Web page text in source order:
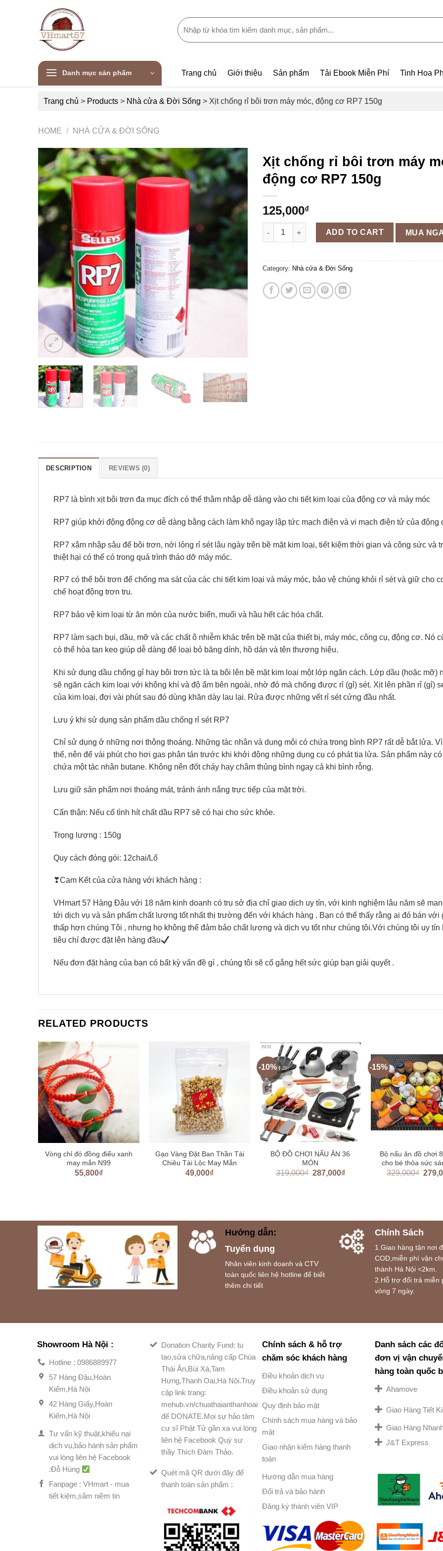
Search
for:
Danh mục sản phẩm Trang chủ Giới thiệu Sản phẩm Tải Ebook Miễn Phí Tinh Hoa
Trang chủ > Products > Nhà cửa & Đời Sống > Xịt chống rỉ bôi trơn máy móc, động cơ RP7 150g
HOME / NHÀ CỬA & ĐỜI SỐNG
Xịt chống rỉ bôi trơn máy
động cơ RP7 150g
125,000₫
Xịt chống rỉ bôi trơn máy móc, động cơ RP7 150g
ADD TO CART MUA
Category: Nhà cửa & Đời Sống
DESCRIPTION REVIEWS (0)
RP7 là bình xịt bôi trơn đa mục đích có thể thâm nhập dễ dàng vào chi tiết kim loại của động cơ và máy móc
RP7 giúp khởi động động cơ dễ dàng bằng cách làm khô ngay lập tức mạch điện và vi mạch điện tử của động
RP7 xâm nhập sâu để bôi trơn, nới lỏng rỉ sét lâu ngày trên bề mặt kim loại, tiết kiệm thời gian và công sức và
thiệt hại có thể có trong quá trình tháo dỡ máy móc.
RP7 có thể bôi trơn để chống ma sát của các chi tiết kim loại và máy móc, bảo vệ chúng khỏi rỉ sét và giữ cho
chế hoạt động trơn tru.
RP7 bảo vệ kim loại từ ăn mòn của nước biển, muối và hầu hết các hóa chất.
RP7 làm sạch bụi, dầu, mỡ và các chất ô nhiễm khác trên bề mặt của thiết bị, máy móc, công cụ, động cơ. Nó
có thể hòa tan keo giúp dễ dàng để loại bỏ băng dính, hồ dán và tên thương hiệu.
Khi sử dụng dầu chống gỉ hay bôi trơn tức là ta bôi lên bề mặt kim loại một lớp ngăn cách. Lớp dầu (hoặc mỡ)
sẽ ngăn cách kim loại với không khí và độ ẩm bên ngoài, nhờ đó mà chống được rỉ (gỉ) sét. Xịt lên phần rỉ (gỉ)
của kim loại, đợi vài phút sau đó dùng khăn dày lau lại. Rửa được những vết rỉ sét cứng đầu nhất.
Lưu ý khi sử dụng sản phẩm dầu chống rỉ sét RP7
Chỉ sử dụng ở những nơi thông thoáng. Những tác nhân và dung môi có chứa trong bình RP7 rất dễ bắt lửa. Vì
thế, nên để vài phút cho hơi gas phân tán trước khi khởi động những dụng cụ có phát tia lửa. Sản phẩm này có
chứa một tác nhân butane. Không nên đốt cháy hay châm thủng bình ngay cả khi bình rỗng.
Lưu giữ sản phẩm nơi thoáng mát, tránh ánh nắng trực tiếp của mặt trời.
Cẩn thận: Nếu cố tình hít chất dầu RP7 sẽ có hại cho sức khỏe.
Trọng lượng : 150g
Quy cách đóng gói: 12chai/Lố
❣Cam Kết của cửa hàng với khách hàng :
VHmart 57 Hàng Đậu với 18 năm kinh doanh có trụ sở địa chỉ giao dịch uy tín, với kinh nghiệm lâu năm sẽ
tới dịch vụ và sản phẩm chất lượng tốt nhất thị trường đến với khách hàng . Bạn có thể thấy rằng ai đó bán với
thấp hơn chúng Tôi , nhưng họ không thể đảm bảo chất lượng và dịch vụ tốt như chúng tôi.Với chúng tôi uy tín
tiêu chí được đặt lên hàng đầu
Nếu đơn đặt hàng của bạn có bất kỳ vấn đề gì , chúng tôi sẽ cố gắng hết sức giúp bạn giải quyết .
RELATED PRODUCTS
Vòng chỉ đỏ đồng điếu xanh
may mắn N99
55,800₫
Gạo Vàng Đặt Ban Thần Tài
Chiêu Tài Lộc May Mắn
49,000₫
-10%
BỘ ĐỒ CHƠI NẤU ĂN 36
MÓN
319,000₫ 287,000₫
-15%
Bộ nấu ăn đồ chơi
cho bé thỏa sức
329,000₫
Hướng dẫn:
Tuyển dụng
Nhân viên kinh doanh và CTV
toàn quốc liên hệ hotline để biết
thêm chi tiết
Chính Sách
1.Giao hàng tận nơi
COD,miễn phí vận
thành Hà Nội <2km.
2.Hỗ trợ đổi trả miễn
vòng 7 ngày.
Showroom Hà Nội :
Hotline : 0986889977
57 Hàng Đậu,Hoàn
Kiếm,Hà Nội
42 Hàng Giấy,Hoàn
Kiếm,Hà Nội
Tư vấn kỹ thuật,khiếu nại
dịch vụ,bảo hành sản phẩm
vui lòng liên hệ Facebook
:Đỗ Hùng
Fanpage : VHmart - mua
tiết kiệm,sắm niềm tin
Donation Charity Fund: tu
tạo,sửa chữa,nâng cấp Chùa
Thái Ân,Bùi Xá,Tam
Hưng,Thanh Oai,Hà Nội.Truy
cập link trang:
mehub.vn/chuathaianthanhoai
để DONATE.Mọi sự hảo tâm
cư sĩ Phật Tử gần xa vui lòng
liên hệ Facebook Quý sư
thầy Thích Đàm Thảo.
Quét mã QR dưới đây để
thanh toán sản phẩm :
Chính sách & hỗ trợ
chăm sóc khách hàng
Điều khoản dịch vụ
Điều khoản sử dụng
Quy định bảo mật
Chính sách mua hàng và bảo
mật
Giao nhận kiểm hàng thanh
toán
Hướng dẫn mua hàng
Đổi trả và bảo hành
Đăng ký thành viên VIP
Danh sách các
đơn vị vận
hàng toàn quốc
Ahamove
Giao Hàng Tiết
Giao Hàng
J&T Express